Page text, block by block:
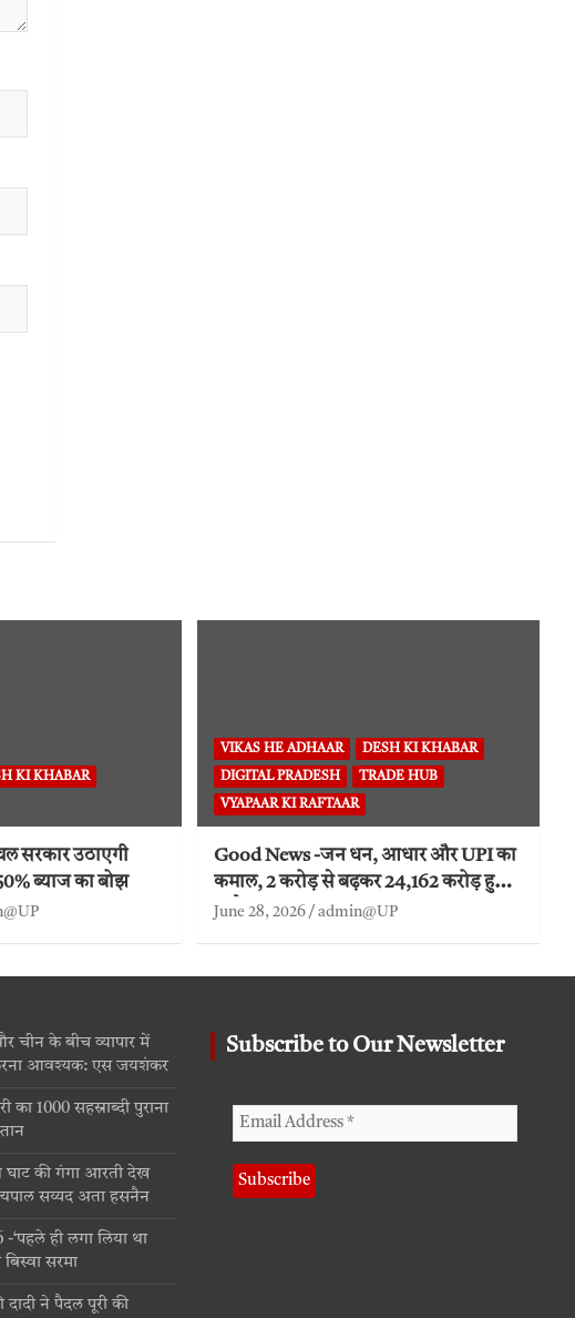
KI KHABAR
सरकार उठाएगी
ब्याज का बोझ
VIKAS HE ADHAAR DESH KI KHABAR
DIGITAL PRADESH TRADE HUB
VYAPAAR KI RAFTAAR
Good News -जन धन, आधार और UPI का
कमाल, 2 करोड़ से बढ़कर 24,162 करोड़ हुआ
ट्रांजैक्शन
June 28, 2026 admin@UP
चीन के बीच व्यापार में
आवश्यक: एस जयशंकर
का 1000 सहस्राब्दी पुराना
घाट की गंगा आरती देख
सय्यद अता हसनैन
ही लगा लिया था
सरमा
ने पैदल पूरी की
Subscribe to Our Newsletter